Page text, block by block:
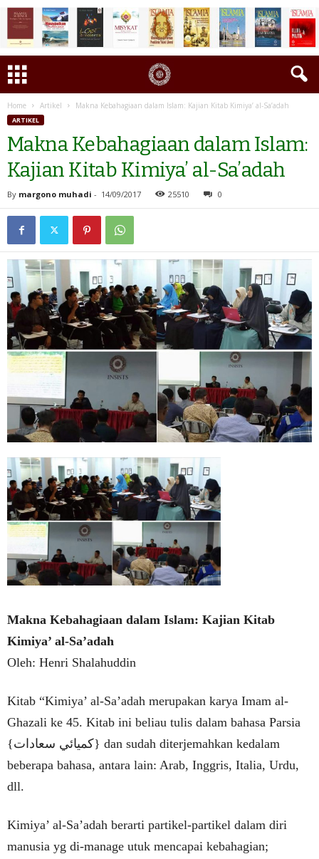
Home Artikel Makna Kebahagiaan dalam Islam: Kajian Kitab Kimiya’ al-Sa’adah
ARTIKEL
Makna Kebahagiaan dalam Islam:
Kajian Kitab Kimiya’ al-Sa’adah
By margono muhadi - 14/09/2017 25510 0
Makna Kebahagiaan dalam Islam: Kajian Kitab
Kimiya’ al-Sa’adah
Oleh: Henri Shalahuddin
Kitab “Kimiya’ al-Sa’adah merupakan karya Imam al-
Ghazali ke 45. Kitab ini beliau tulis dalam bahasa Parsia
{كميائي سعادات} dan sudah diterjemahkan kedalam
beberapa bahasa, antara lain: Arab, Inggris, Italia, Urdu,
dll.
Kimiya’ al-Sa’adah berarti partikel-partikel dalam diri
manusia yg di-manage utuk mencapai kebahagian;